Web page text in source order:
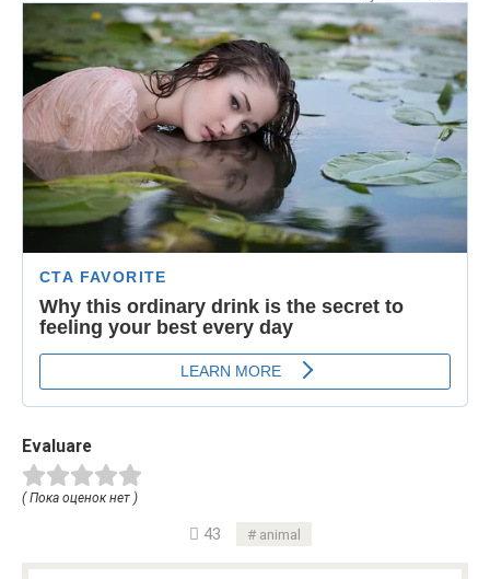
Evaluare
( Пока оценок нет )
43 animal